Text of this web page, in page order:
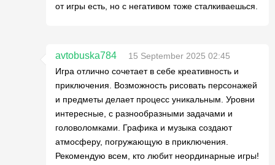
от игры есть, но с негативом тоже сталкиваешься.
avtobuska784
15 September 2025 02:45
Игра отлично сочетает в себе креативность и
приключения. Возможность рисовать персонажей
и предметы делает процесс уникальным. Уровни
интересные, с разнообразными задачами и
головоломками. Графика и музыка создают
атмосферу, погружающую в приключения.
Рекомендую всем, кто любит неординарные игры!